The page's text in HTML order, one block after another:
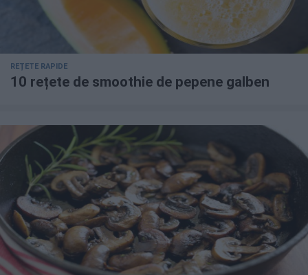
REȚETE RAPIDE
10 rețete de smoothie de pepene galben